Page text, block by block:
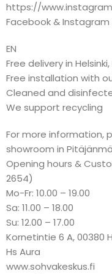
https://
Facebook & Instagram
EN
Free delivery in
Free installation with
Cleaned and
We support recycling
For more information,
showroom in
Opening hours &
2654)
Mo-Fr: 10.00 – 19.00
Sa: 11.00 – 18.00
Su: 12.00 – 17.00
Kornetintie 6 A, 00380
Hs Aura
www.sohvakeskus.fi